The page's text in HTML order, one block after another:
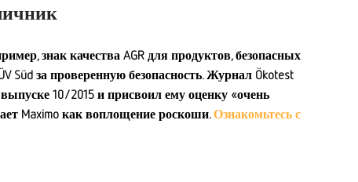
знак качества AGR для продуктов, безопасных
Süd за проверенную безопасность. Журнал Ökotest
10/2015 и присвоил ему оценку «очень
Maximo как воплощение роскоши.Ознакомьтесь с